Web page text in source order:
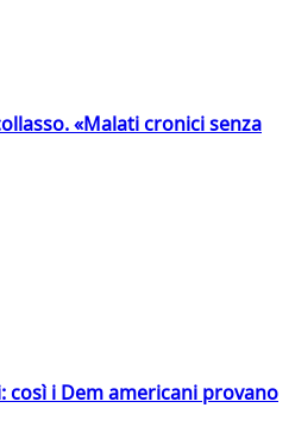
«Malati cronici senza
così i Dem americani provano